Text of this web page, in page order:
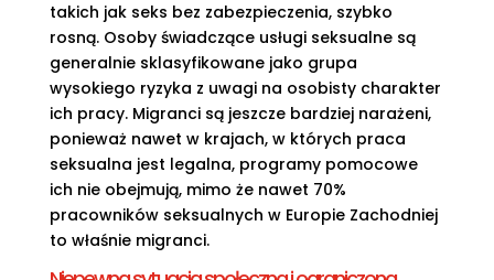
takich jak seks bez zabezpieczenia, szybko
rosną. Osoby świadczące usługi seksualne są
generalnie sklasyfikowane jako grupa
wysokiego ryzyka z uwagi na osobisty charakter
ich pracy. Migranci są jeszcze bardziej narażeni,
ponieważ nawet w krajach, w których praca
seksualna jest legalna, programy pomocowe
ich nie obejmują, mimo że nawet 70%
pracowników seksualnych w Europie Zachodniej
to właśnie migranci.